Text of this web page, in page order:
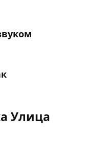
Улица